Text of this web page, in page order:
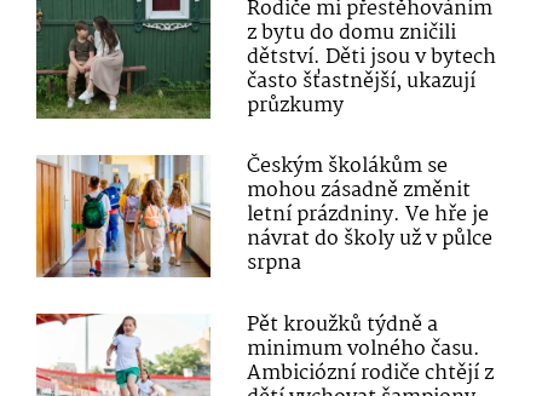
Rodiče mi přestěhováním
z bytu do domu zničili
dětství. Děti jsou v bytech
často šťastnější, ukazují
průzkumy
Českým školákům se
mohou zásadně změnit
letní prázdniny. Ve hře je
návrat do školy už v půlce
srpna
Pět kroužků týdně a
minimum volného času.
Ambiciózní rodiče chtějí z